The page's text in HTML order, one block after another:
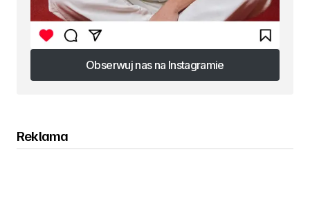
Obserwuj nas na Instagramie
Obserwuj nas na Instagramie
Reklama